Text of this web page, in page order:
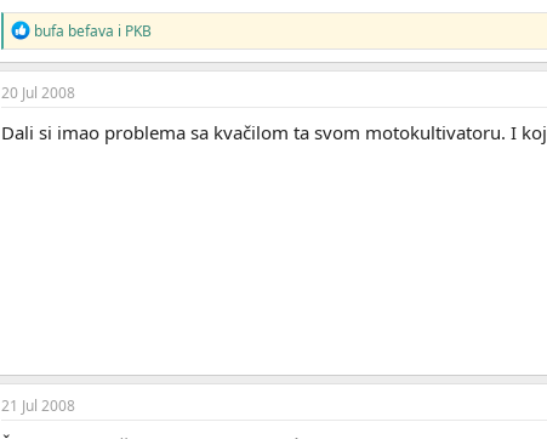
R
e
a
g
a
bufa befava i PKB
20 Jul 2008
Dali si imao problema sa kvačilom ta svom motokultivatoru. I
21 Jul 2008